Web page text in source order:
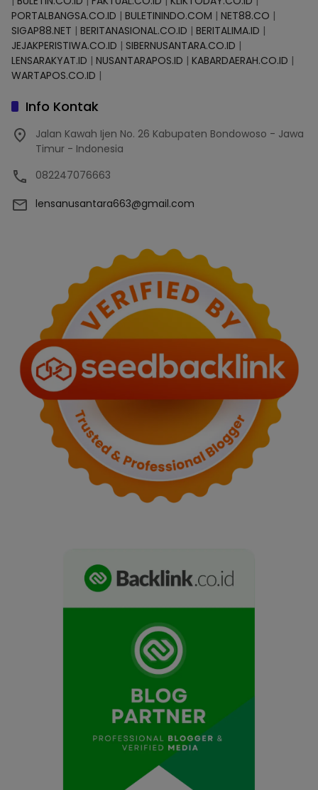
PORTALBANGSA.CO.ID | BULETININDO.COM | NET88.CO |
SIGAP88.NET | BERITANASIONAL.CO.ID | BERITALIMA.ID |
JEJAKPERISTIWA.CO.ID | SIBERNUSANTARA.CO.ID |
LENSARAKYAT.ID | NUSANTARAPOS.ID | KABARDAERAH.CO.ID |
WARTAPOS.CO.ID |
Info Kontak
Jalan Kawah Ijen No. 26 Kabupaten Bondowoso - Jawa
Timur - Indonesia
082247076663
lensanusantara663@gmail.com